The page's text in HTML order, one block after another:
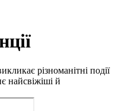
різноманітні події
найсвіжіші й